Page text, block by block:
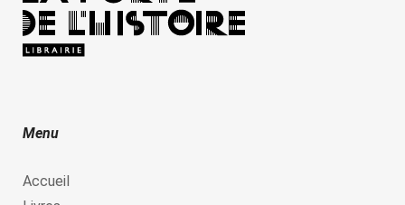
Menu
Accueil